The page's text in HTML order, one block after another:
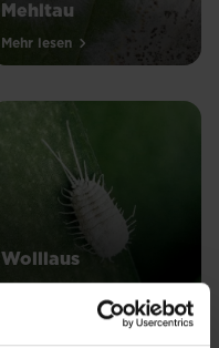
Mehltau
Mehr lesen
Wolllaus